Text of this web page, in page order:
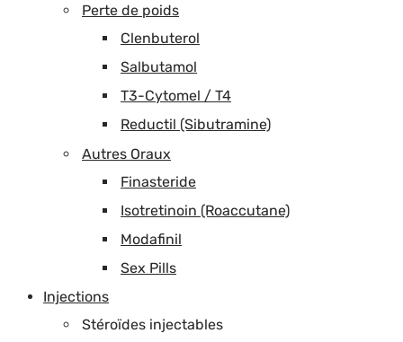
Perte de poids
Clenbuterol
Salbutamol
T3-Cytomel / T4
Reductil (Sibutramine)
Autres Oraux
Finasteride
Isotretinoin (Roaccutane)
Modafinil
Sex Pills
Injections
Stéroïdes injectables